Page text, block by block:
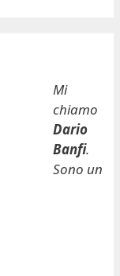
Mi
chiamo
Dario
Banfi.
Sono un